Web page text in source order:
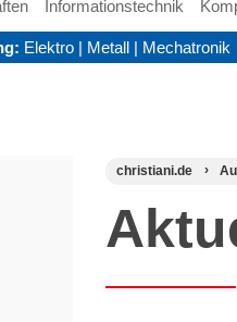
Informationstechnik
Elektro | Metall | Mechatronik
christiani.de